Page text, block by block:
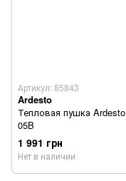
Артикул: 85843
Ardesto
Тепловая пушка
05B
1 991 грн
Нет в наличии